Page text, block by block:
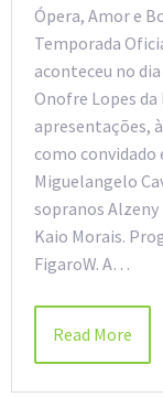
Ópera, Amor e
Temporada
aconteceu no
Onofre Lopes da
apresentações,
como
Miguelangelo
sopranos
Kaio Morais.
FigaroW. A…
Read More